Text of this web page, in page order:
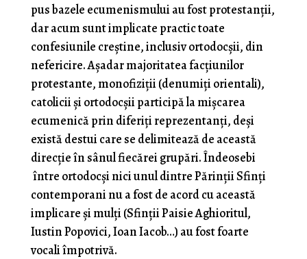
pus bazele ecumenismului au fost protestanții,
dar acum sunt implicate practic toate
confesiunile creștine, inclusiv ortodocșii, din
nefericire. Așadar majoritatea facțiunilor
protestante, monofiziții (denumiți orientali),
catolicii și ortodocșii participă la mișcarea
ecumenică prin diferiți reprezentanți, deși
există destui care se delimitează de această
direcție în sânul fiecărei grupări. Îndeosebi
între ortodocși nici unul dintre Părinții Sfinți
contemporani nu a fost de acord cu această
implicare și mulți (Sfinții Paisie Aghioritul,
Iustin Popovici, Ioan Iacob…) au fost foarte
vocali împotrivă.